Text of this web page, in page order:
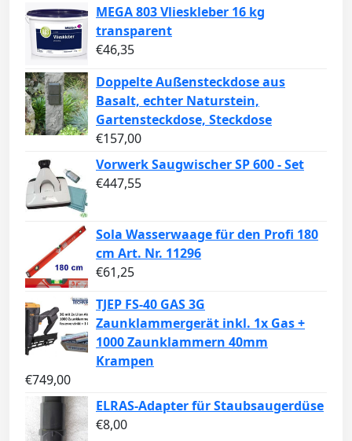
MEGA 803 Vlieskleber 16 kg
transparent
€46,35
Doppelte Außensteckdose aus
Basalt, echter Naturstein,
Gartensteckdose, Steckdose
€157,00
Vorwerk Saugwischer SP 600 - Set
€447,55
Sola Wasserwaage für den Profi 180
cm Art. Nr. 11296
€61,25
TJEP FS-40 GAS 3G
Zaunklammergerät inkl. 1x Gas +
1000 Zaunklammern 40mm
Krampen
€749,00
ELRAS-Adapter für Staubsaugerdüse
€8,00